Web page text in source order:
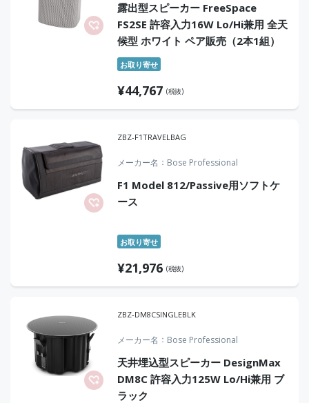
露出型スピーカー FreeSpace
FS2SE 許容入力16W Lo/Hi兼用 全天
候型 ホワイト ペア販売（2本1組）
お取り寄せ
¥44,767 (税抜)
ZBZ-F1TRAVELBAG
メーカー名 Bose Professional
F1 Model 812/Passive用ソフトケ
ース
お取り寄せ
¥21,976 (税抜)
ZBZ-DM8CSINGLEBLK
メーカー名 Bose Professional
天井埋込型スピーカー DesignMax
DM8C 許容入力125W Lo/Hi兼用 ブ
ラック